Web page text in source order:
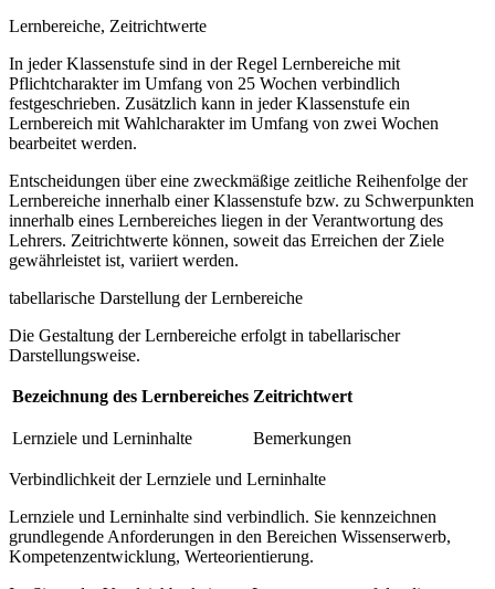
Lernbereiche, Zeitrichtwerte
In jeder Klassenstufe sind in der Regel Lernbereiche mit
Pflichtcharakter im Umfang von 25 Wochen verbindlich
festgeschrieben. Zusätzlich kann in jeder Klassenstufe ein
Lernbereich mit Wahlcharakter im Umfang von zwei Wochen
bearbeitet werden.
Entscheidungen über eine zweckmäßige zeitliche Reihenfolge der
Lernbereiche innerhalb einer Klassenstufe bzw. zu Schwerpunkten
innerhalb eines Lernbereiches liegen in der Verantwortung des
Lehrers. Zeitrichtwerte können, soweit das Erreichen der Ziele
gewährleistet ist, variiert werden.
tabellarische Darstellung der Lernbereiche
Die Gestaltung der Lernbereiche erfolgt in tabellarischer
Darstellungsweise.
Bezeichnung des Lernbereiches Zeitrichtwert
Lernziele und Lerninhalte Bemerkungen
Verbindlichkeit der Lernziele und Lerninhalte
Lernziele und Lerninhalte sind verbindlich. Sie kennzeichnen
grundlegende Anforderungen in den Bereichen Wissenserwerb,
Kompetenzentwicklung, Werteorientierung.